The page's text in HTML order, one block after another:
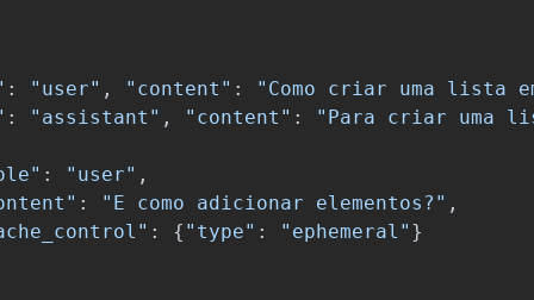
: " user" , " content " : " Como criar uma lista
: " assistant " , " content " : " Para criar uma
" : " user" ,
" : " E como adicionar elementos? " ,
" : { " type" : " ephemeral " }